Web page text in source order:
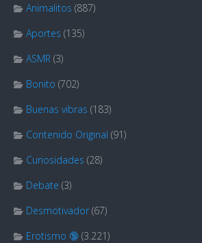
Animalitos (887)
Aportes (135)
ASMR (3)
Bonito (702)
Buenas vibras (183)
Contenido Original (91)
Curiosidades (28)
Debate (3)
Desmotivador (67)
Erotismo 🔞 (3.221)